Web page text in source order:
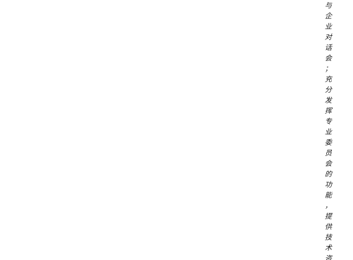
与
企
业
对
话
会
；
充
分
发
挥
专
业
委
员
会
的
功
能
，
提
供
技
术
咨